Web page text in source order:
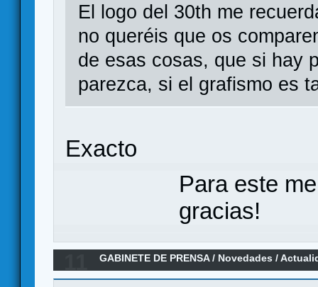
El logo del 30th me
no queréis que os
de esas cosas, que si hay
parezca, si el grafismo es
Exacto
Para este
gracias!
GABINETE DE PRENSA/ Novedades /